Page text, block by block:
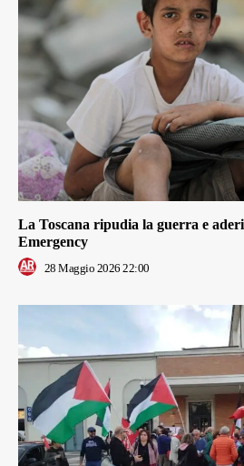
La Toscana ripudia la guerra e
Emergency
28 Maggio 2026 22:00